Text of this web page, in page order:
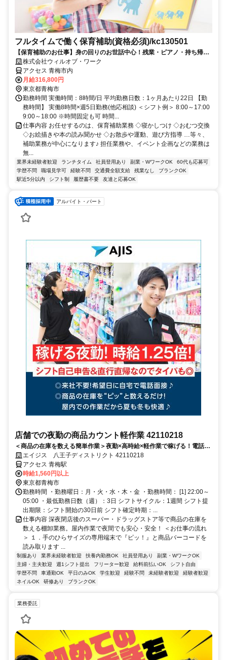
フルタイムで働く保育補助(資格必須)/kc130501
【保育補助のお仕事】身の回りのお世話中心！残業・ピアノ・持ち帰り
仕事なし♪【平日のみも可能！】
株式会社ウィルオブ・ワーク
アクセス 青梅市内
月給316,800円
東京都青梅市
勤務時間 実働時間：8時間/日 平均勤務日数：1ヶ月あたり22日 【勤
務時間】 実働8時間×週5日勤務(他応相談) ＜シフト例＞ 8:00～17:00
9:00～18:00 ※時間固定も可 時間...
仕事内容 お任せするのは、保育補助業務 ◇寝かしつけ ◇おむつ交換
◇お絵描きや本の読み聞かせ ◇お散歩や運動、遊び方指導 …等々、
補助業務が中心になります♪ 担任業務や、イベント企画などの業務は
無...
業界未経験者歓迎 ランチタイム 社員登用あり 副業・WワークOK
60代も応募可
学歴不問
職場見学可 経験不問 交通費全額支給 残業なし
ブランクOK
駅近5分以内
シフト制 履歴書不要 友達と応募OK
アルバイト・パート
店舗での夜勤の商品カウント軽作業 42110218
＜商品の在庫を数える簡単作業＞夜勤×高時給×軽作業で稼げる！電話面
接で来社＆履歴書不要！
エイジス 八王子ディストリクト 42110218
アクセス 青梅駅
時給1,560円以上
東京都青梅市
勤務時間 ・勤務曜日：月・火・水・木・金 ・勤務時間： [1] 22:00～
05:00 ・最低勤務日数（週）：3日 シフトサイクル：1週間 シフト提
出期限：シフト開始の30日前 シフト確定時期：...
仕事内容 深夜閉店後のスーパー・ドラッグストア等で商品の在庫を
数える棚卸業務。屋内作業で夜間でも安心・安全！ ＜お仕事の流れ
＞ １．手のひらサイズの専用端末で『ピッ！』と商品バーコードを
読み取ります ...
制服あり 業界未経験者歓迎 扶養内勤務OK 社員登用あり
副業・WワークOK
主婦・主夫歓迎
週1シフト提出 フリーター歓迎 給料前払いOK
シフト自由
学歴不問
車通勤OK 平日のみOK 学生歓迎 経験不問 未経験者歓迎
経験者歓迎
ネイルOK
研修あり ブランクOK
業務委託